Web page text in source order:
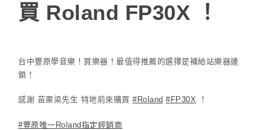
買 Roland FP30X ！
台中豐原學音樂！買樂器！最值得推薦的選擇是補給站樂器連
鎖！
感謝 苗栗梁先生 特地前來購買 #Roland #FP30X ！
#豐原唯一Roland指定經銷商